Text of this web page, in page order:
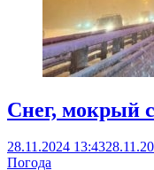
Снег, мокрый
28.11.2024 13:43
Погода